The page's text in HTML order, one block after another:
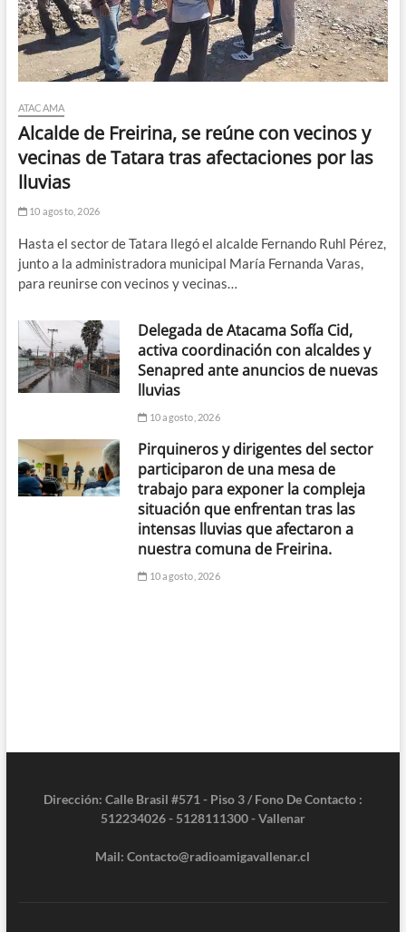
ATACAMA
Alcalde de Freirina, se reúne con vecinos y
vecinas de Tatara tras afectaciones por las
lluvias
10 agosto, 2026
Hasta el sector de Tatara llegó el alcalde Fernando Ruhl Pérez,
junto a la administradora municipal María Fernanda Varas,
para reunirse con vecinos y vecinas…
Delegada de Atacama Sofía Cid,
activa coordinación con alcaldes y
Senapred ante anuncios de nuevas
lluvias
10 agosto, 2026
Pirquineros y dirigentes del sector
participaron de una mesa de
trabajo para exponer la compleja
situación que enfrentan tras las
intensas lluvias que afectaron a
nuestra comuna de Freirina.
10 agosto, 2026
Dirección: Calle Brasil #571 - Piso 3 / Fono De Contacto :
512234026 - 5128111300 - Vallenar
Mail: Contacto@radioamigavallenar.cl